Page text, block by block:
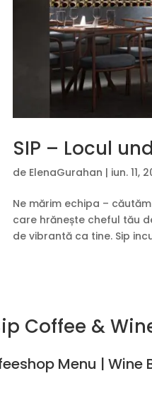
SIP – Locul
de ElenaGurahan | iun. 11,
Ne mărim echipa –
care hrănește cheful tău
de vibrantă ca tine. Sip
Coffee &
Menu |Wine